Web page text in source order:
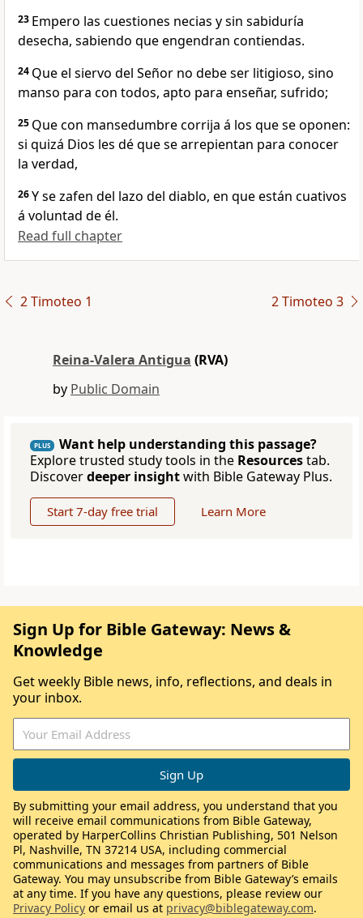
23 Empero las cuestiones necias y sin sabiduría
desecha, sabiendo que engendran contiendas.
24 Que el siervo del Señor no debe ser litigioso, sino
manso para con todos, apto para enseñar, sufrido;
25 Que con mansedumbre corrija á los que se oponen:
si quizá Dios les dé que se arrepientan para conocer
la verdad,
26Y se zafen del lazo del diablo, en que están cuativos
á voluntad de él.
Read full chapter
2 Timoteo 1 2 Timoteo 3
Reina-Valera Antigua (RVA)
by Public Domain
PLUS
Want help understanding this passage?
Explore trusted study tools in the Resourcestab.
Discoverdeeper insightwith Bible Gateway Plus.
Start 7-day free trial Learn More
Sign Up for Bible Gateway: News &
Knowledge
Get weekly Bible news, info, reflections, and deals in
your inbox.
By submitting your email address, you understand that you
will receive email communications from Bible Gateway,
operated by HarperCollins Christian Publishing, 501 Nelson
Pl, Nashville, TN 37214 USA, including commercial
communications and messages from partners of Bible
Gateway. You may unsubscribe from Bible Gateway’s emails
at any time. If you have any questions, please review our
Privacy Policy or email us at privacy@biblegateway.com.